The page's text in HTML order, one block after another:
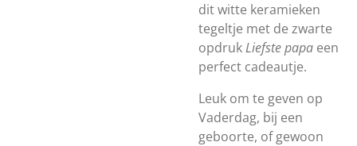
dit witte keramieken
tegeltje met de zwarte
opdrukLiefste papa een
perfect cadeautje.
Leuk om te geven op
Vaderdag, bij een
geboorte, of gewoon